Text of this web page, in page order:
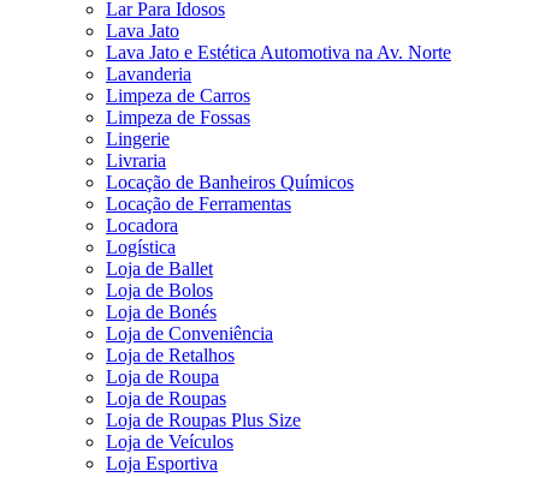
Lar Para Idosos
Lava Jato
Lava Jato e Estética Automotiva na Av. Norte
Lavanderia
Limpeza de Carros
Limpeza de Fossas
Lingerie
Livraria
Locação de Banheiros Químicos
Locação de Ferramentas
Locadora
Logística
Loja de Ballet
Loja de Bolos
Loja de Bonés
Loja de Conveniência
Loja de Retalhos
Loja de Roupa
Loja de Roupas
Loja de Roupas Plus Size
Loja de Veículos
Loja Esportiva